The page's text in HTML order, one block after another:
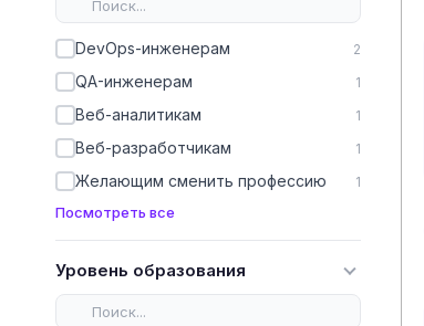
DevOps-инженерам 2
QA-инженерам 1
Веб-аналитикам 1
Веб-разработчикам 1
Желающим сменить профессию 1
Посмотреть все
Уровень образования